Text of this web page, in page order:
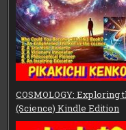
COSMOLOGY: Exploring
(Science) Kindle Edition